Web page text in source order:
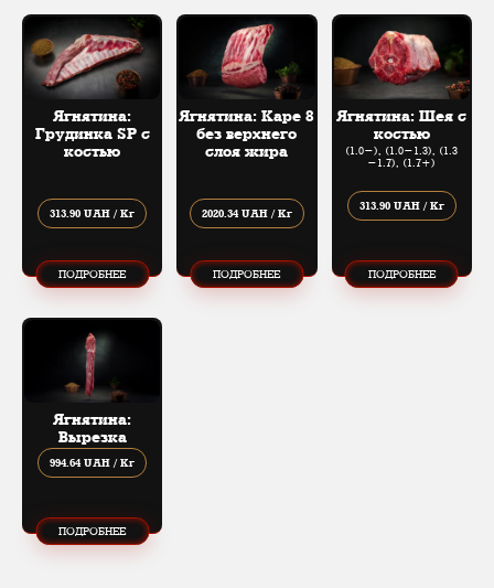
Ягнятина:
Грудинка SP с
костью
313.90 UAH / Кг
ПОДРОБНЕЕ
Ягнятина: Каре 8
без верхнего
слоя жира
2020.34 UAH / Кг
ПОДРОБНЕЕ
Ягнятина: Шея с
костью
(1.0-), (1.0​-​1.3), (1.3​
-​1.7), (1.7+)
313.90 UAH / Кг
ПОДРОБНЕЕ
Ягнятина:
Вырезка
994.64 UAH / Кг
ПОДРОБНЕЕ